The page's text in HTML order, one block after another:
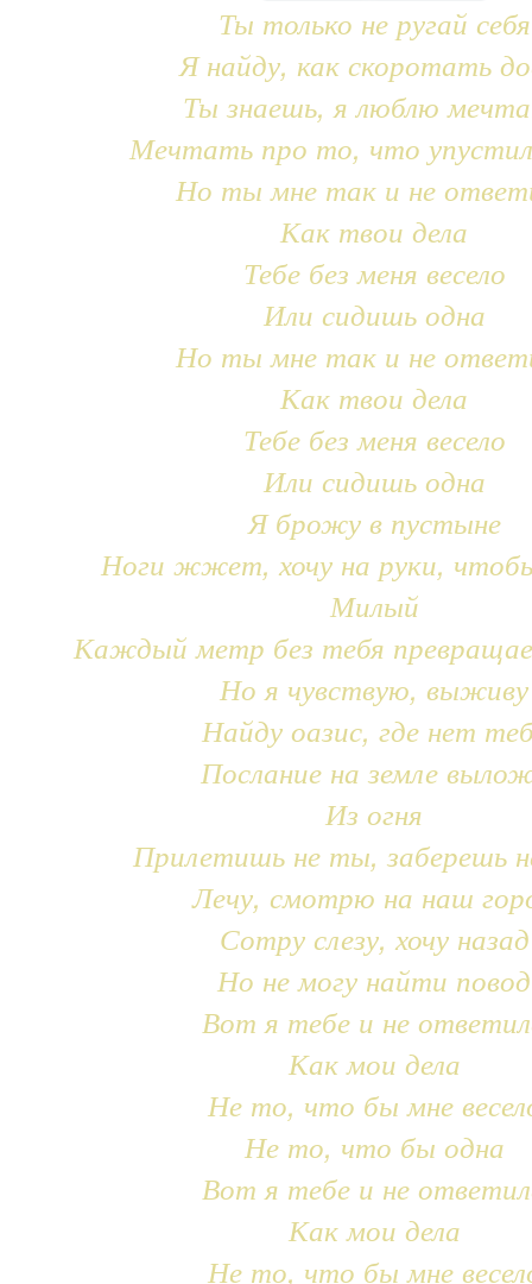
Ты только не ругай себя
Я найду, как скоротать
Ты знаешь, я люблю
Мечтать про то, что
Но ты мне так и не
Как твои дела
Тебе без меня весело
Или сидишь одна
Но ты мне так и не
Как твои дела
Тебе без меня весело
Или сидишь одна
Я брожу в пустыне
Ноги жжет, хочу на руки,
Милый
Каждый метр без тебя
Но я чувствую, выживу
Найду оазис, где нет
Послание на земле
Из огня
Прилетишь не ты, заберешь
Лечу, смотрю на наш
Сотру слезу, хочу назад
Но не могу найти повод
Вот я тебе и не
Как мои дела
Не то, что бы мне
Не то, что бы одна
Вот я тебе и не
Как мои дела
Не то, что бы мне